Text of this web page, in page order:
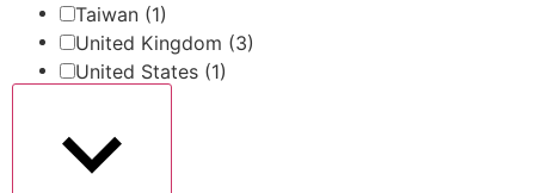
Taiwan (1)
United Kingdom (3)
United States (1)